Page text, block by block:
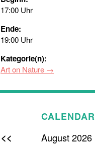
17:00 Uhr
Ende:
19:00 Uhr
Kategorie(n):
Art on Nature
CALENDAR
<< August 2026